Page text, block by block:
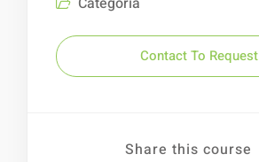
Contact To Request
Share this course